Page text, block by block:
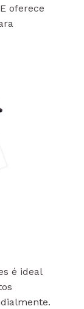
oferece
é ideal